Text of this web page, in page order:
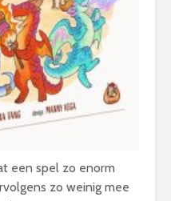
een spel zo enorm
zo weinig mee